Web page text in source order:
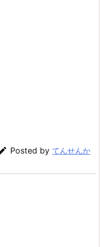
Posted by てんせんか